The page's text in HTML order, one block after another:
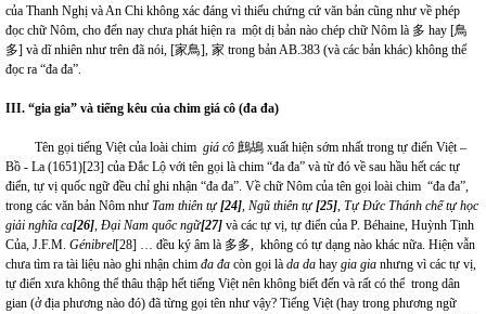
của Thanh Nghị và An Chi không xác đáng vì thiếu chứng cứ văn bản cũng như về phép
đọc chữ Nôm, cho đến nay chưa phát hiện ra một dị bản nào chép chữ Nôm là 多 hay [鳥
多] và dĩ nhiên như trên đã nói, [家鳥], 家 trong bản AB.383 (và các bản khác) không thể
đọc ra “đa đa”.
III. “gia gia” và tiếng kêu của chim giá cô (đa đa)
Tên gọi tiếng Việt của loài chim giá cô 鷓鴣 xuất hiện sớm nhất trong tự điển Việt –
Bồ - La (1651)[23] của Đắc Lộ với tên gọi là chim “đa đa” và từ đó về sau hầu hết các tự
điển, tự vị quốc ngữ đều chỉ ghi nhận “đa đa”. Về chữ Nôm của tên gọi loài chim “đa đa”,
trong các văn bản Nôm như Tam thiên tự[24], Ngũ thiên tự[25], Tự Đức Thánh chế tự học
giải nghĩa ca[26], Đại Nam quốc ngữ[27] và các tự vị, tự điển của P. Béhaine, Huỳnh Tịnh
Của, J.F.M. Génibrel[28] … đều ký âm là 多多, không có tự dạng nào khác nữa. Hiện vẫn
chưa tìm ra tài liệu nào ghi nhận chim đa đa còn gọi là da da hay gia gia nhưng vì các tự vị,
tự điển xưa không thể thâu thập hết tiếng Việt nên không biết đến và rất có thể trong dân
gian (ở địa phương nào đó) đã từng gọi tên như vậy? Tiếng Việt (hay trong phương ngữ